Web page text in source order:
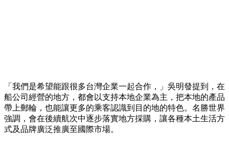
「我們是希望能跟很多台灣企業一起合作，」吳明發提到，在
船公司經營的地方，都會以支持本地企業為主，把本地的產品
帶上郵輪，也能讓更多的乘客認識到目的地的特色。名勝世界
強調，會在後續航次中逐步落實地方採購，讓各種本土生活方
式及品牌廣泛推廣至國際市場。